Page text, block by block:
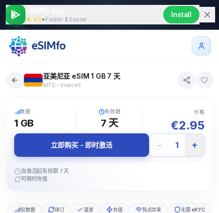
★ 4.9• Faster & Easier
Install
亚美尼亚 eSIM 1 GB 7 天
MTS - Vivacell
数据
1 GB
有效期
7 天
价格
€2.95
立即购买 - 即时激活 − 1 +
自激活起有效期 7 天
可随时充值
仅数据 续订 漫游 充值 热点共享 无需 eKYC